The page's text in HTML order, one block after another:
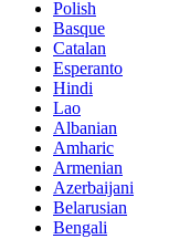
Polish
Basque
Catalan
Esperanto
Hindi
Lao
Albanian
Amharic
Armenian
Azerbaijani
Belarusian
Bengali